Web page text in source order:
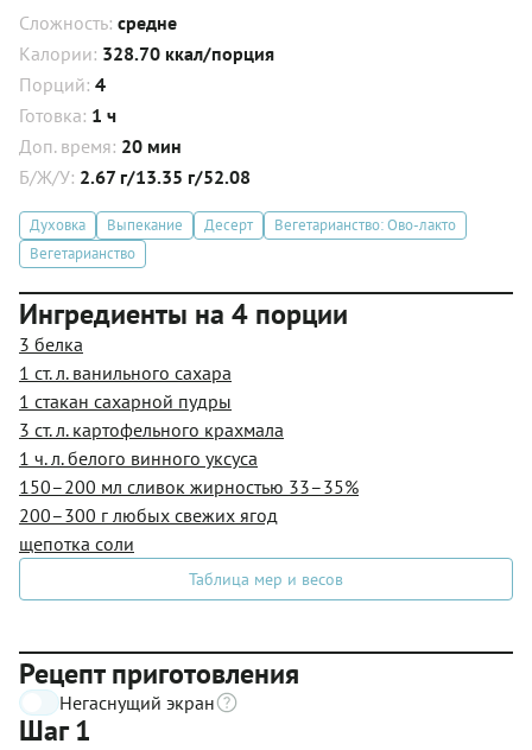
Сложность: средне
Калории: 328.70 ккал/порция
Порций: 4
Готовка: 1 ч
Доп. время: 20 мин
Б/Ж/У: 2.67 г/13.35 г/52.08
Духовка Выпекание Десерт
Вегетарианство: Ово-лакто
Вегетарианство
Ингредиенты на 4 порции
3 белка
1 ст. л. ванильного сахара
1 стакан сахарной пудры
3 ст. л. картофельного крахмала
1 ч. л. белого винного уксуса
150–200 мл сливок жирностью 33–35%
200–300 г любых свежих ягод
щепотка соли
Таблица мер и весов
Рецепт приготовления
Негаснущий экран
Шаг 1